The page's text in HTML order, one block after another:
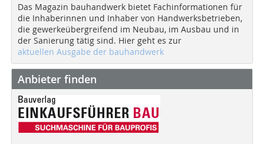
Das Magazin bauhandwerk bietet Fachinformationen für
die Inhaberinnen und Inhaber von Handwerksbetrieben,
die gewerkeübergreifend im Neubau, im Ausbau und in
der Sanierung tätig sind. Hier geht es zur
aktuellen Ausgabe der bauhandwerk
Anbieter finden